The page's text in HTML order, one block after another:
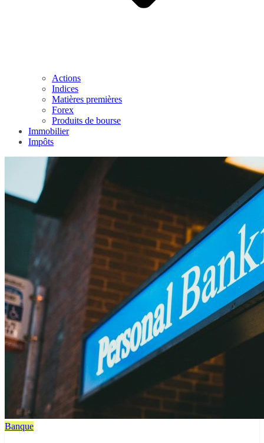
Actions
Indices
Matières premières
Forex
Produits de bourse
Immobilier
Impôts
Banque